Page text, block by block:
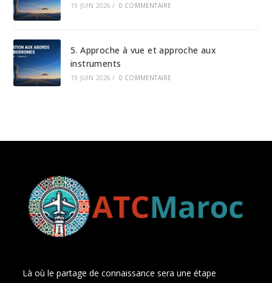
19 JUIN 2026 / 0 COMMENTAIRE
5. Approche à vue et approche aux
instruments
19 JUIN 2026 / 0 COMMENTAIRE
Là où le partage de connaissance sera une étape